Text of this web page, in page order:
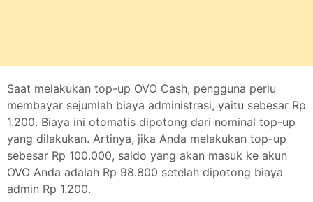
Saat melakukan top-up OVO Cash, pengguna perlu
membayar sejumlah biaya administrasi, yaitu sebesar Rp
1.200. Biaya ini otomatis dipotong dari nominal top-up
yang dilakukan. Artinya, jika Anda melakukan top-up
sebesar Rp 100.000, saldo yang akan masuk ke akun
OVO Anda adalah Rp 98.800 setelah dipotong biaya
admin Rp 1.200.